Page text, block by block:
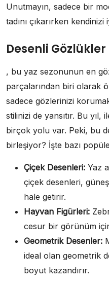
Unutmayın, sadece bir
tadını çıkarırken
Desenli Gözlükler
, bu yaz sezonunun en
parçalarından biri olarak
sadece gözlerinizi
stilinizi de yansıtır. Bu yıl,
birçok yolu var. Peki, bu
birleşiyor? İşte bazı
Çiçek Desenleri: Yaz
çiçek desenleri,
hale getirir.
Hayvan Figürleri:
cesur bir görünüm
Geometrik Desenler:
ideal olan geometrik
boyut kazandırır.